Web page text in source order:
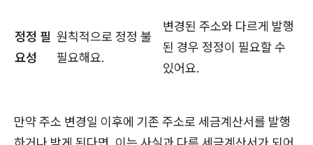
정정 필
요성
원칙적으로 정정 불
필요해요.
변경된 주소와 다르게 발행
된 경우 정정이 필요할 수
있어요.
만약 주소 변경일 이후에 기존 주소로 세금계산서를 발행